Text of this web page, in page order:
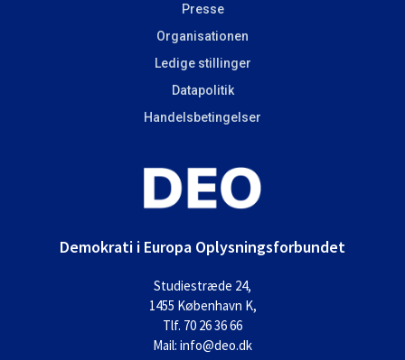
Presse
Organisationen
Ledige stillinger
Datapolitik
Handelsbetingelser
Demokrati i Europa Oplysningsforbundet
Studiestræde 24,
1455 København K,
Tlf. 70 26 36 66
Mail: info@deo.dk